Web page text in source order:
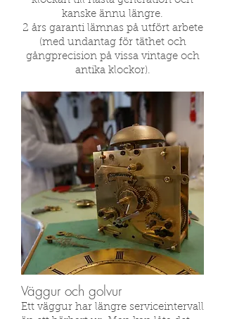
kanske ännu längre.
2 års garanti lämnas på utfört arbete
(med undantag för täthet och
gångprecision på vissa vintage och
antika klockor).
Väggur och golvur
Ett väggur har längre serviceintervall